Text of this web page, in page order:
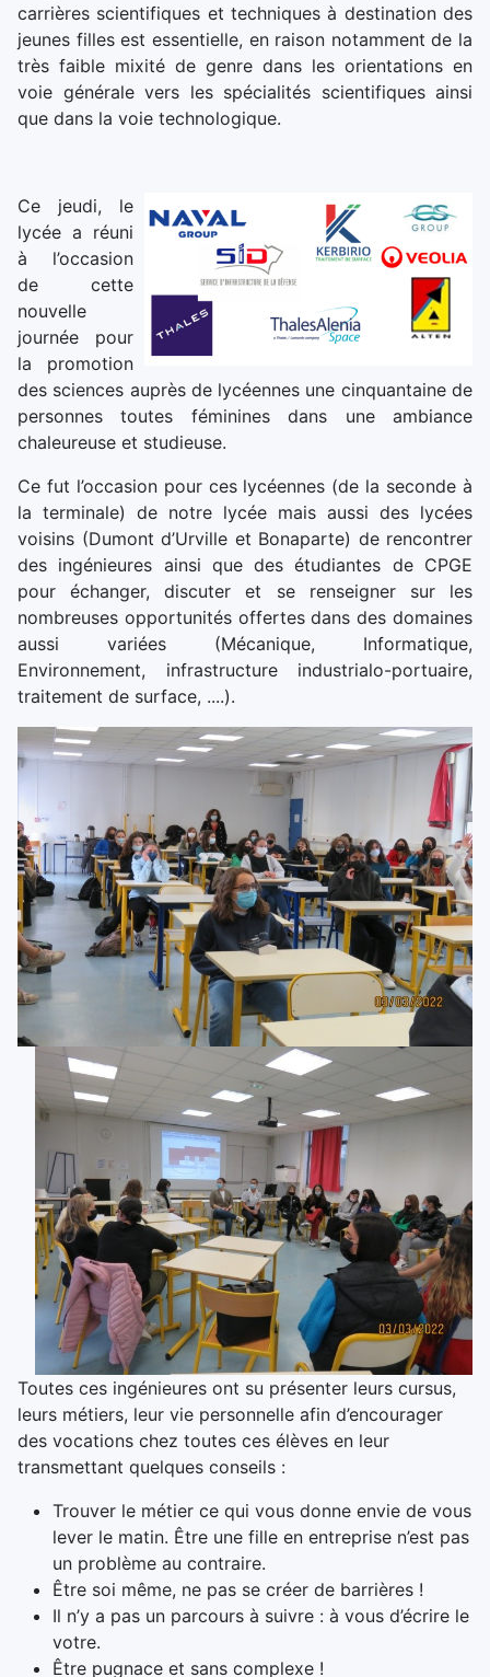
carrières scientifiques et techniques à destination des
jeunes filles est essentielle, en raison notamment de la
très faible mixité de genre dans les orientations en
voie générale vers les spécialités scientifiques ainsi
que dans la voie technologique.
Ce jeudi, le
lycée a réuni
à l’occasion
de cette
nouvelle
journée pour
la promotion
des sciences auprès de lycéennes une cinquantaine de
personnes toutes féminines dans une ambiance
chaleureuse et studieuse.
Ce fut l’occasion pour ces lycéennes (de la seconde à
la terminale) de notre lycée mais aussi des lycées
voisins (Dumont d’Urville et Bonaparte) de rencontrer
des ingénieures ainsi que des étudiantes de CPGE
pour échanger, discuter et se renseigner sur les
nombreuses opportunités offertes dans des domaines
aussi variées (Mécanique, Informatique,
Environnement, infrastructure industrialo-portuaire,
traitement de surface, ....).
Toutes ces ingénieures ont su présenter leurs cursus,
leurs métiers, leur vie personnelle afin d’encourager
des vocations chez toutes ces élèves en leur
transmettant quelques conseils :
Trouver le métier ce qui vous donne envie de vous
lever le matin. Être une fille en entreprise n’est pas
un problème au contraire.
Être soi même, ne pas se créer de barrières !
Il n’y a pas un parcours à suivre : à vous d’écrire le
votre.
Être pugnace et sans complexe !